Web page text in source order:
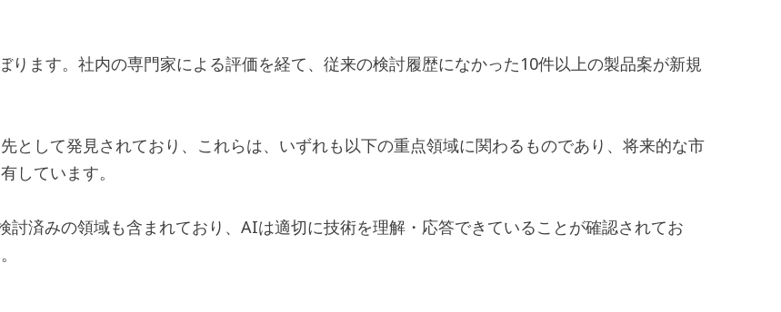
ます。社内の専門家による評価を経て、従来の検討履歴になかった10件以上の製品案が新規
として発見されており、これらは、いずれも以下の重点領域に関わるものであり、将来的な市
しています。
済みの領域も含まれており、AIは適切に技術を理解・応答できていることが確認されてお